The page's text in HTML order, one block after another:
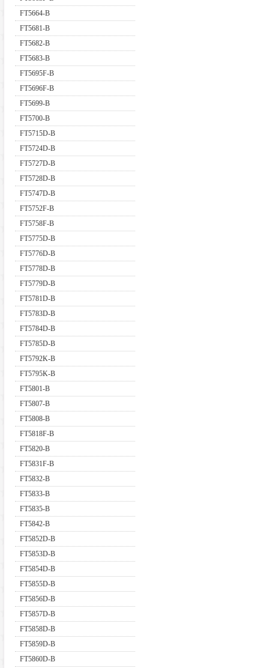
FT5664-B
FT5681-B
FT5682-B
FT5683-B
FT5695F-B
FT5696F-B
FT5699-B
FT5700-B
FT5715D-B
FT5724D-B
FT5727D-B
FT5728D-B
FT5747D-B
FT5752F-B
FT5758F-B
FT5775D-B
FT5776D-B
FT5778D-B
FT5779D-B
FT5781D-B
FT5783D-B
FT5784D-B
FT5785D-B
FT5792K-B
FT5795K-B
FT5801-B
FT5807-B
FT5808-B
FT5818F-B
FT5820-B
FT5831F-B
FT5832-B
FT5833-B
FT5835-B
FT5842-B
FT5852D-B
FT5853D-B
FT5854D-B
FT5855D-B
FT5856D-B
FT5857D-B
FT5858D-B
FT5859D-B
FT5860D-B